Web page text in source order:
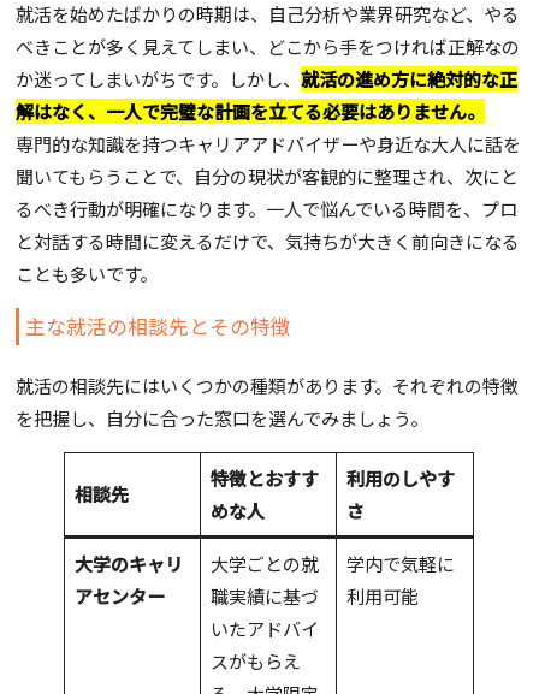
就活を始めたばかりの時期は、自己分析や業界研究など、やる
べきことが多く見えてしまい、どこから手をつければ正解なの
か迷ってしまいがちです。しかし、就活の進め方に絶対的な正
解はなく、一人で完璧な計画を立てる必要はありません。
専門的な知識を持つキャリアアドバイザーや身近な大人に話を
聞いてもらうことで、自分の現状が客観的に整理され、次にと
るべき行動が明確になります。一人で悩んでいる時間を、プロ
と対話する時間に変えるだけで、気持ちが大きく前向きになる
ことも多いです。
主な就活の相談先とその特徴
就活の相談先にはいくつかの種類があります。それぞれの特徴
を把握し、自分に合った窓口を選んでみましょう。
相談先
特徴とおすす
めな人
利用のしやす
さ
大学のキャリ
アセンター
大学ごとの就
職実績に基づ
いたアドバイ
スがもらえ
学内で気軽に
利用可能